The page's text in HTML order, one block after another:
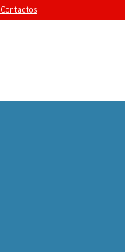
Contactos